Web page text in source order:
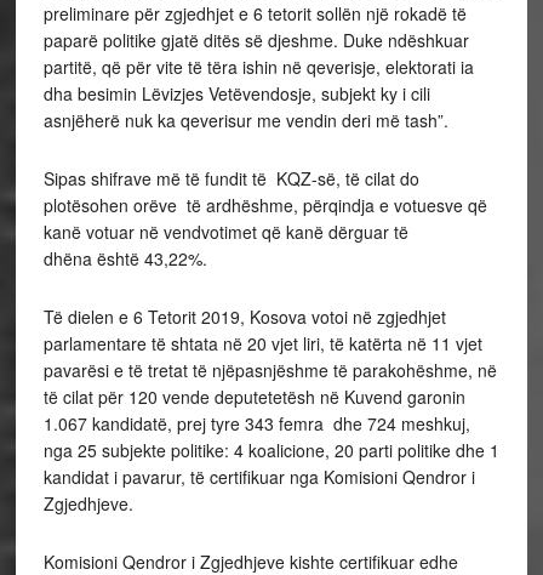
preliminare për zgjedhjet e 6 tetorit sollën një rokadë të
paparë politike gjatë ditës së djeshme. Duke ndëshkuar
partitë, që për vite të tëra ishin në qeverisje, elektorati ia
dha besimin Lëvizjes Vetëvendosje, subjekt ky i cili
asnjëherë nuk ka qeverisur me vendin deri më tash”.
Sipas shifrave më të fundit të KQZ-së, të cilat do
plotësohen orëve të ardhëshme, përqindja e votuesve që
kanë votuar në vendvotimet që kanë dërguar të
dhëna është 43,22%.
Të dielen e 6 Tetorit 2019, Kosova votoi në zgjedhjet
parlamentare të shtata në 20 vjet liri, të katërta në 11 vjet
pavarësi e të tretat të njëpasnjëshme të parakohëshme, në
të cilat për 120 vende deputetetësh në Kuvend garonin
1.067 kandidatë, prej tyre 343 femra dhe 724 meshkuj,
nga 25 subjekte politike: 4 koalicione, 20 parti politike dhe 1
kandidat i pavarur, të certifikuar nga Komisioni Qendror i
Zgjedhjeve.
Komisioni Qendror i Zgjedhjeve kishte certifikuar edhe